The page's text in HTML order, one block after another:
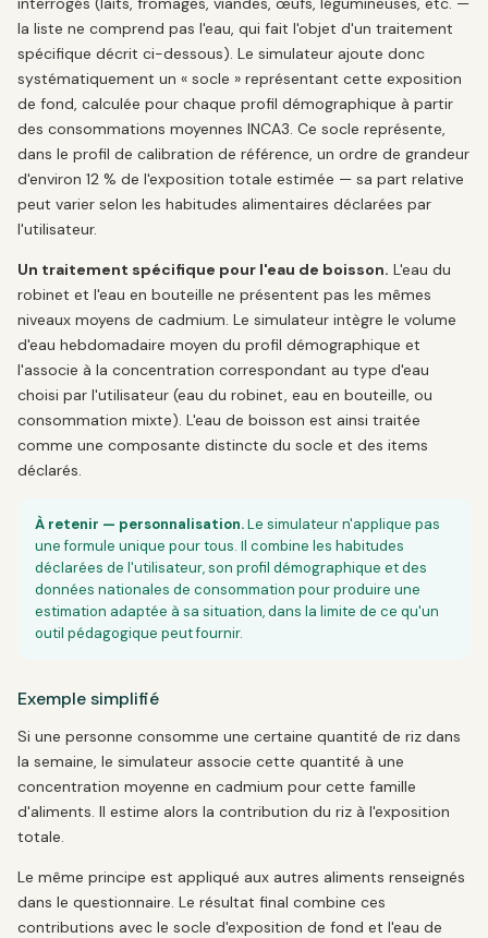
la liste ne comprend pas l'eau, qui fait l'objet d'un traitement
spécifique décrit ci-dessous). Le simulateur ajoute donc
systématiquement un « socle » représentant cette exposition
de fond, calculée pour chaque profil démographique à partir
des consommations moyennes INCA3. Ce socle représente,
dans le profil de calibration de référence, un ordre de grandeur
d'environ 12 % de l'exposition totale estimée — sa part relative
peut varier selon les habitudes alimentaires déclarées par
l'utilisateur.
Un traitement spécifique pour l'eau de boisson. L'eau du
robinet et l'eau en bouteille ne présentent pas les mêmes
niveaux moyens de cadmium. Le simulateur intègre le volume
d'eau hebdomadaire moyen du profil démographique et
l'associe à la concentration correspondant au type d'eau
choisi par l'utilisateur (eau du robinet, eau en bouteille, ou
consommation mixte). L'eau de boisson est ainsi traitée
comme une composante distincte du socle et des items
déclarés.
À retenir — personnalisation.Le simulateur n'applique pas
une formule unique pour tous. Il combine les habitudes
déclarées de l'utilisateur, son profil démographique et des
données nationales de consommation pour produire une
estimation adaptée à sa situation, dans la limite de ce qu'un
outil pédagogique peut fournir.
Exemple simplifié
Si une personne consomme une certaine quantité de riz dans
la semaine, le simulateur associe cette quantité à une
concentration moyenne en cadmium pour cette famille
d'aliments. Il estime alors la contribution du riz à l'exposition
totale.
Le même principe est appliqué aux autres aliments renseignés
dans le questionnaire. Le résultat final combine ces
contributions avec le socle d'exposition de fond et l'eau de